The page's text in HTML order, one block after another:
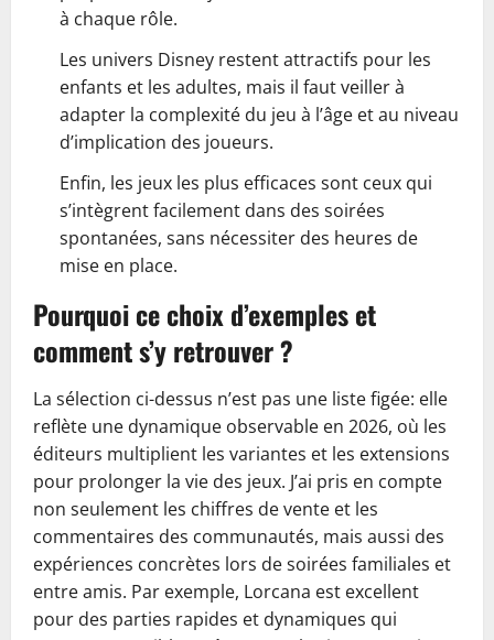
à chaque rôle.
Les univers Disney restent attractifs pour les
enfants et les adultes, mais il faut veiller à
adapter la complexité du jeu à l’âge et au niveau
d’implication des joueurs.
Enfin, les jeux les plus efficaces sont ceux qui
s’intègrent facilement dans des soirées
spontanées, sans nécessiter des heures de
mise en place.
Pourquoi ce choix d’exemples et
comment s’y retrouver ?
La sélection ci-dessus n’est pas une liste figée: elle
reflète une dynamique observable en 2026, où les
éditeurs multiplient les variantes et les extensions
pour prolonger la vie des jeux. J’ai pris en compte
non seulement les chiffres de vente et les
commentaires des communautés, mais aussi des
expériences concrètes lors de soirées familiales et
entre amis. Par exemple, Lorcana est excellent
pour des parties rapides et dynamiques qui